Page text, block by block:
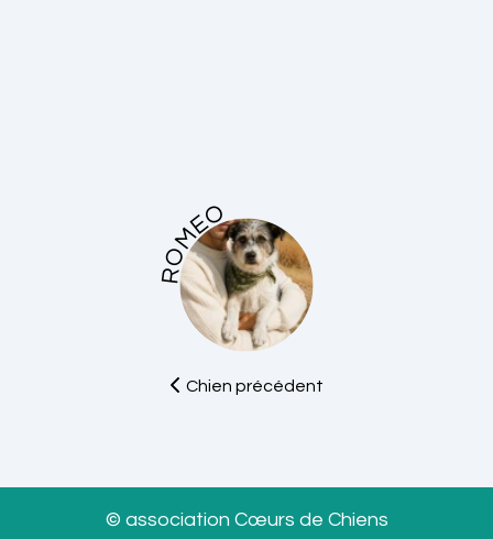
ROMEO
Chien précédent
© association Cœurs de Chiens